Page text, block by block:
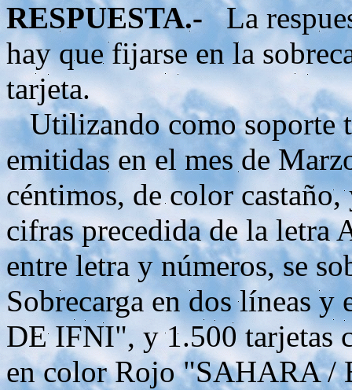
RESPUESTA.-La
hay que fijarse en la
tarjeta.
Utilizando como soporte
emitidas en el mes de
céntimos, de color
cifras precedida de la letra
entre letra y números, se
Sobrecarga en dos líneas
DE IFNI", y 1.500 tarjetas
en color Rojo "SAHARA /